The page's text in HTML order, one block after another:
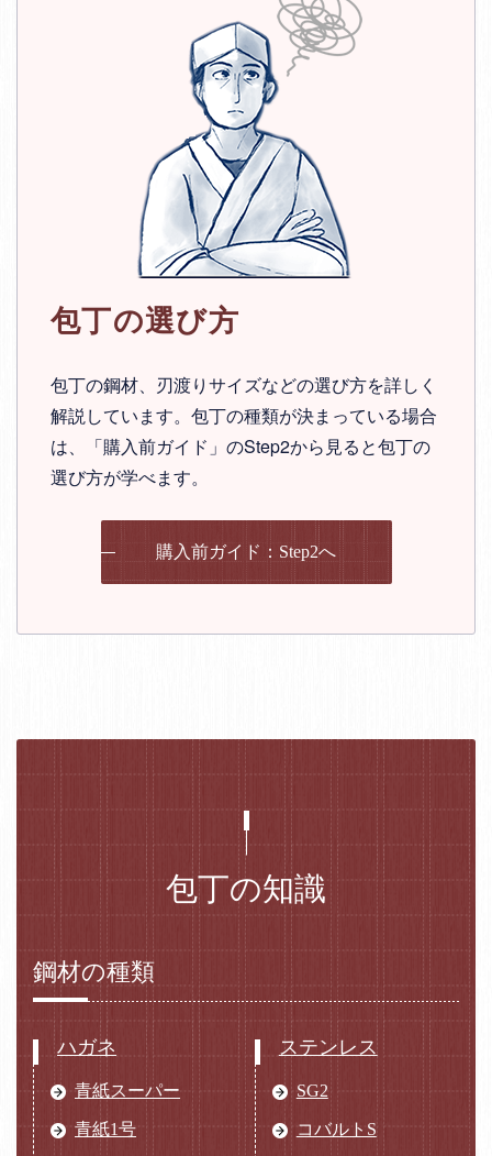
包丁の選び方
包丁の鋼材、刃渡りサイズなどの選び方を詳しく
解説しています。包丁の種類が決まっている場合
は、「購入前ガイド」のStep2から見ると包丁の
選び方が学べます。
購入前ガイド：Step2へ
包丁の知識
鋼材の種類
ハガネ
青紙スーパー
青紙1号
ステンレス
SG2
コバルトS